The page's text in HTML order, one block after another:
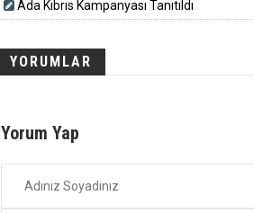
Ada Kıbrıs Kampanyası Tanıtıldı
YORUMLAR
Yorum Yap